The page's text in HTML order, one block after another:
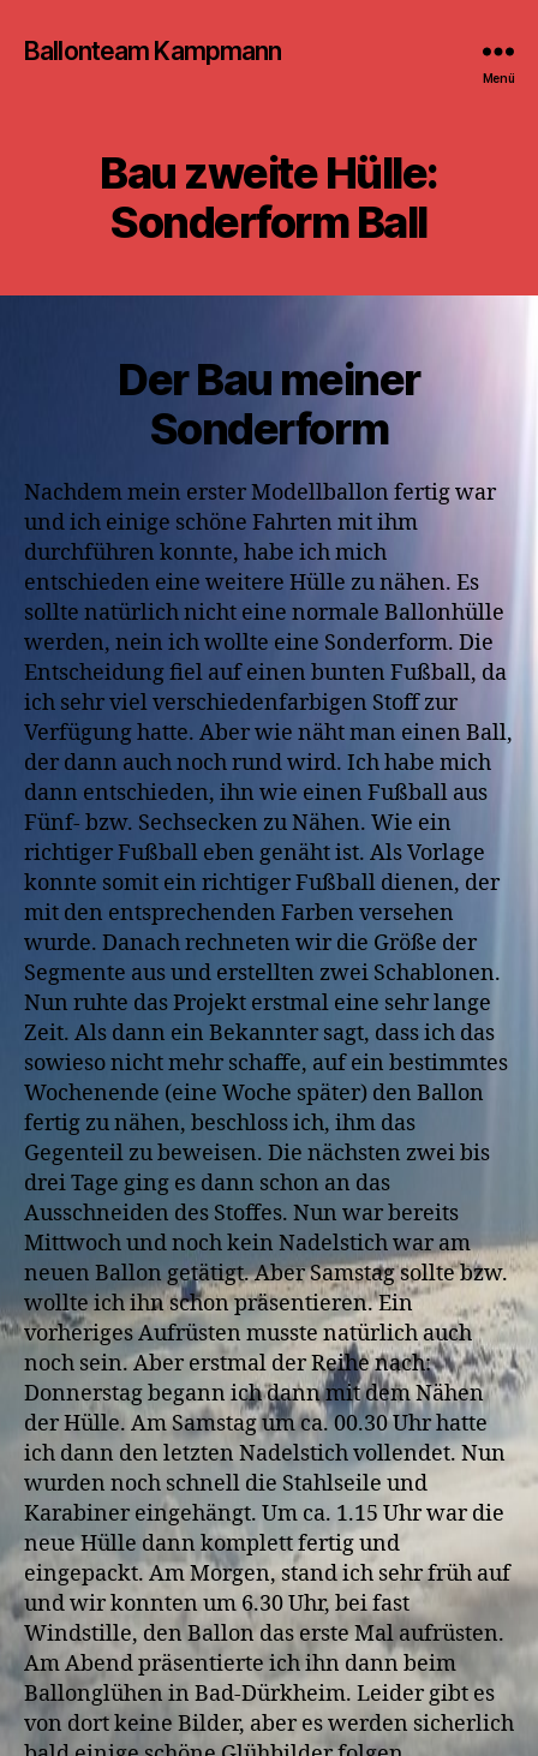
Ballonteam Kampmann
Menü
Bau zweite Hülle:
Sonderform Ball
Der Bau meiner
Sonderform
Nachdem mein erster Modellballon fertig war
und ich einige schöne Fahrten mit ihm
durchführen konnte, habe ich mich
entschieden eine weitere Hülle zu nähen. Es
sollte natürlich nicht eine normale Ballonhülle
werden, nein ich wollte eine Sonderform. Die
Entscheidung fiel auf einen bunten Fußball, da
ich sehr viel verschiedenfarbigen Stoff zur
Verfügung hatte. Aber wie näht man einen Ball,
der dann auch noch rund wird. Ich habe mich
dann entschieden, ihn wie einen Fußball aus
Fünf- bzw. Sechsecken zu Nähen. Wie ein
richtiger Fußball eben genäht ist. Als Vorlage
konnte somit ein richtiger Fußball dienen, der
mit den entsprechenden Farben versehen
wurde. Danach rechneten wir die Größe der
Segmente aus und erstellten zwei Schablonen.
Nun ruhte das Projekt erstmal eine sehr lange
Zeit. Als dann ein Bekannter sagt, dass ich das
sowieso nicht mehr schaffe, auf ein bestimmtes
Wochenende (eine Woche später) den Ballon
fertig zu nähen, beschloss ich, ihm das
Gegenteil zu beweisen. Die nächsten zwei bis
drei Tage ging es dann schon an das
Ausschneiden des Stoffes. Nun war bereits
Mittwoch und noch kein Nadelstich war am
neuen Ballon getätigt. Aber Samstag sollte bzw.
wollte ich ihn schon präsentieren. Ein
vorheriges Aufrüsten musste natürlich auch
noch sein. Aber erstmal der Reihe nach:
Donnerstag begann ich dann mit dem Nähen
der Hülle. Am Samstag um ca. 00.30 Uhr hatte
ich dann den letzten Nadelstich vollendet. Nun
wurden noch schnell die Stahlseile und
Karabiner eingehängt. Um ca. 1.15 Uhr war die
neue Hülle dann komplett fertig und
eingepackt. Am Morgen, stand ich sehr früh auf
und wir konnten um 6.30 Uhr, bei fast
Windstille, den Ballon das erste Mal aufrüsten.
Am Abend präsentierte ich ihn dann beim
Ballonglühen in Bad-Dürkheim. Leider gibt es
von dort keine Bilder, aber es werden sicherlich